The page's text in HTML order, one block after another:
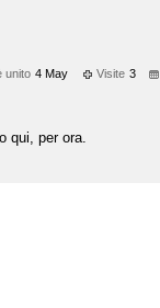
unito 4 May Visite 3
qui, per ora.